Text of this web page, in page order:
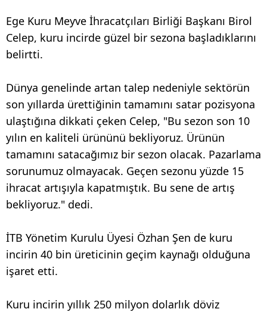
Ege Kuru Meyve İhracatçıları Birliği Başkanı Birol
Celep, kuru incirde güzel bir sezona başladıklarını
belirtti.
Dünya genelinde artan talep nedeniyle sektörün
son yıllarda ürettiğinin tamamını satar pozisyona
ulaştığına dikkati çeken Celep, "Bu sezon son 10
yılın en kaliteli ürününü bekliyoruz. Ürünün
tamamını satacağımız bir sezon olacak. Pazarlama
sorunumuz olmayacak. Geçen sezonu yüzde 15
ihracat artışıyla kapatmıştık. Bu sene de artış
bekliyoruz." dedi.
İTB Yönetim Kurulu Üyesi Özhan Şen de kuru
incirin 40 bin üreticinin geçim kaynağı olduğuna
işaret etti.
Kuru incirin yıllık 250 milyon dolarlık döviz